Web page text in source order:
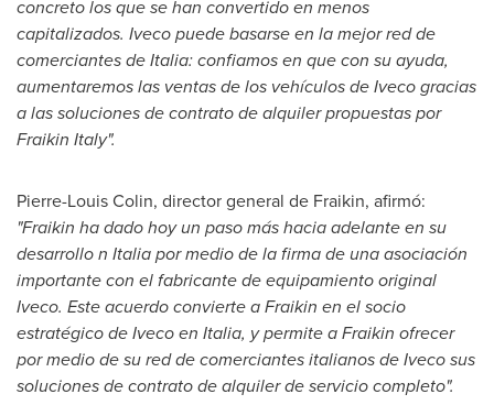
concreto los que se han convertido en menos
capitalizados. Ivecopuede basarse en la mejor red de
comerciantes de Italia:confiamos en que con su ayuda,
aumentaremos las ventas de los vehículos deIvecogracias
a las soluciones de contrato de alquiler propuestas por
Fraikin Italy".
Pierre-Louis Colin, director general de Fraikin, afirmó:
"Fraikin hadado hoy un paso más hacia adelante en su
desarrollo n Italia por medio de la firma de una asociación
importante con el fabricante de equipamiento original
Iveco. Este acuerdo convierte aFraikin en el socio
estratégico deIvecoen Italia, y permite aFraikin ofrecer
por medio de su red de comerciantes italianos de Iveco sus
soluciones de contrato de alquiler de servicio completo".